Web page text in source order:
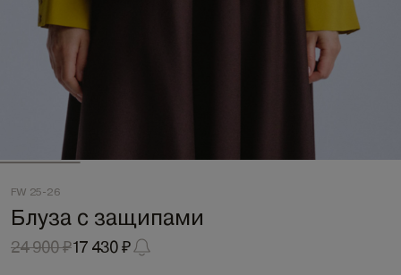
FW 25-26
Блуза с защипами
24 900 ₽17 430 ₽